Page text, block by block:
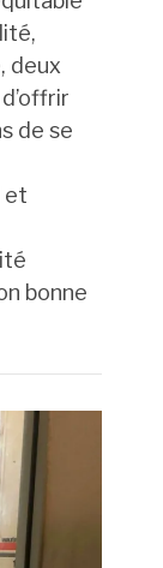
deux
de se
et
bonne